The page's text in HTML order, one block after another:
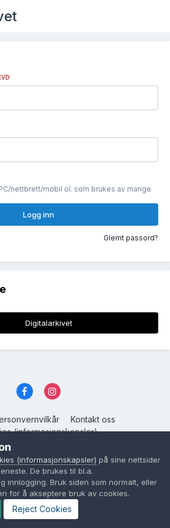
nettbrett/mobil ol. som brukes av mange
Logg inn
Glemt passord?
Digitalarkivet
Kontakt oss
(informasjonskapsler)
by Invision Community
(informasjonskapsler) på sine nettsider
De brukes til bl.a.
innlogging. Bruk siden som normalt, eller
for å akseptere bruk av cookies.
Reject Cookies